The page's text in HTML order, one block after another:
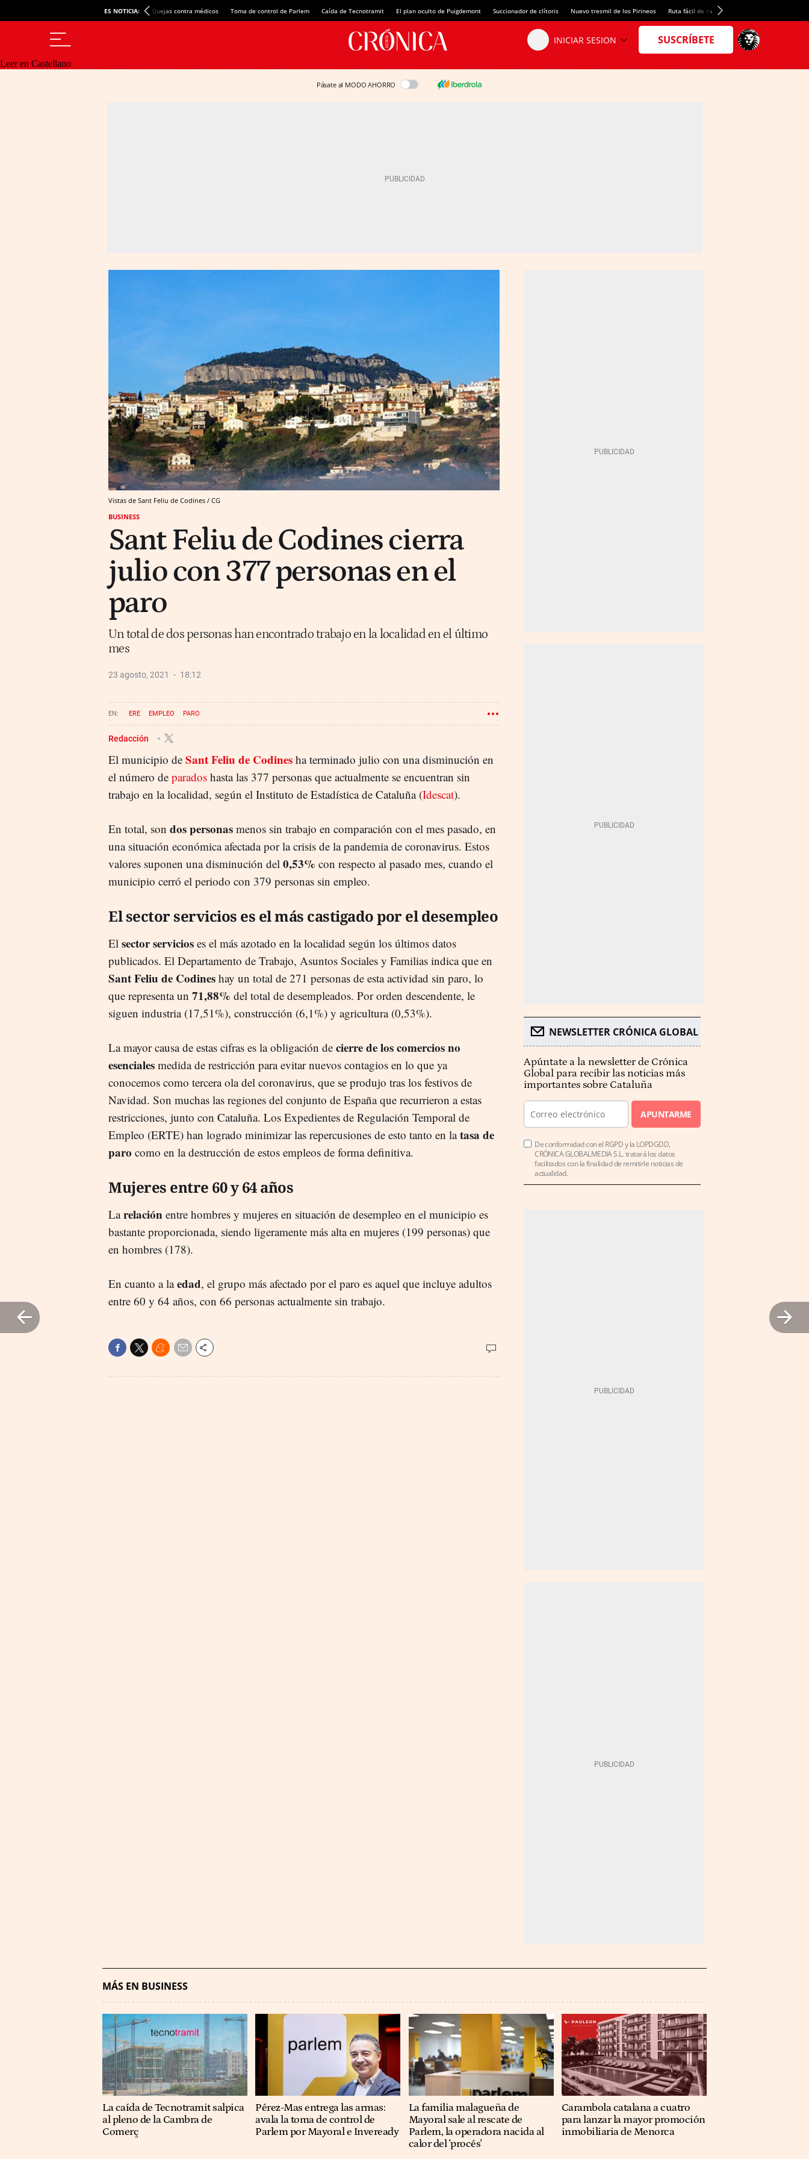
ES NOTICIA: Quejas contra médicos Toma de control de Parlem Caída de Tecnotramit El plan oculto de Puigdemont Succionador de clítoris Nuevo tresmil de los Pirineos Ruta fácil de montaña
Leer en Castellano
Pásate al MODO AHORRO
Vistas de Sant Feliu de Codines / CG
BUSINESS
Sant Feliu de Codines cierra
julio con 377 personas en el
paro
Un total de dos personas han encontrado trabajo en la localidad en el último
mes
23 agosto, 2021 18:12
ERE EMPLEO PARO
Redacción
El municipio de Sant Feliu de Codines ha terminado julio con una disminución en
el número de parados hasta las 377 personas que actualmente se encuentran sin
trabajo en la localidad, según el Instituto de Estadística de Cataluña (Idescat).
En total, son dos personas menos sin trabajo en comparación con el mes pasado, en
una situación económica afectada por la crisis de la pandemia de coronavirus. Estos
valores suponen una disminución del 0,53% con respecto al pasado mes, cuando el
municipio cerró el periodo con 379 personas sin empleo.
El sector servicios es el más castigado por el desempleo
El sector servicios es el más azotado en la localidad según los últimos datos
publicados. El Departamento de Trabajo, Asuntos Sociales y Familias indica que en
Sant Feliu de Codines hay un total de 271 personas de esta actividad sin paro, lo
que representa un 71,88% del total de desempleados. Por orden descendente, le
siguen industria (17,51%), construcción (6,1%) y agricultura (0,53%).
La mayor causa de estas cifras es la obligación de cierre de los comercios no
esenciales medida de restricción para evitar nuevos contagios en lo que ya
conocemos como tercera ola del coronavirus, que se produjo tras los festivos de
Navidad. Son muchas las regiones del conjunto de España que recurrieron a estas
restricciones, junto con Cataluña. Los Expedientes de Regulación Temporal de
Empleo (ERTE) han logrado minimizar las repercusiones de esto tanto en latasa de
paro como en la destrucción de estos empleos de forma definitiva.
Mujeres entre 60 y 64 años
Larelación entre hombres y mujeres en situación de desempleo en el municipio es
bastante proporcionada, siendo ligeramente más alta en mujeres (199 personas) que
en hombres (178).
En cuanto a laedad, el grupo más afectado por el paro es aquel que incluye adultos
entre 60 y 64 años, con 66 personas actualmente sin trabajo.
NEWSLETTER CRÓNICA GLOBAL
Apúntate a la newsletter de Crónica
Global para recibir las noticias más
importantes sobre Cataluña
APUNTARME
De conformidad con el RGPD y la LOPDGDD,
CRÓNICA GLOBALMEDIA S.L. tratará los datos
facilitados con la finalidad de remitirle noticias de
actualidad.
MÁS EN BUSINESS
La caída de Tecnotramit salpica
al pleno de la Cambra de
Comerç
Pérez-Mas entrega las armas:
avala la toma de control de
Parlem por Mayoral e Inveready
La familia malagueña de
Mayoral sale al rescate de
Parlem, la operadora nacida al
calor del 'procés'
Carambola catalana a cuatro
para lanzar la mayor promoción
inmobiliaria de Menorca